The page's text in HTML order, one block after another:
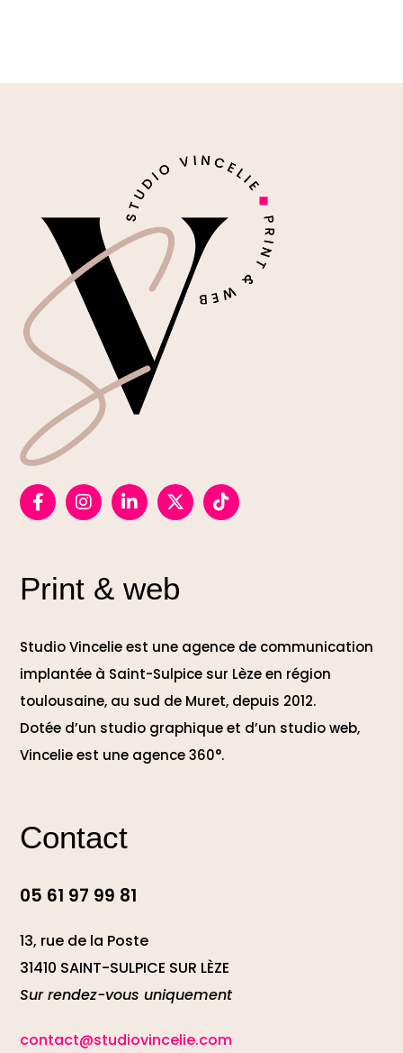
Print & web
Studio Vincelie est une agence de communication
implantée à Saint-Sulpice sur Lèze en région
toulousaine, au sud de Muret, depuis 2012.
Dotée d’un studio graphique et d’un studio web,
Vincelie est une agence 360°.
Contact
05 61 97 99 81
13, rue de la Poste
31410 SAINT-SULPICE SUR LÈZE
Sur rendez-vous uniquement
contact@studiovincelie.com